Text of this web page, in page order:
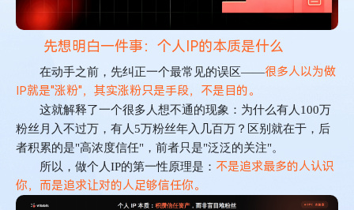
先想明白一件事：个人IP的本质是什么
在动手之前，先纠正一个最常见的误区——很多人以为做
IP就是"涨粉"，其实涨粉只是手段，不是目的。
这就解释了一个很多人想不通的现象：为什么有人 100万
粉丝月入不过万，有人 5万粉丝年入几百万？区别就在于，后
者积累的是"高浓度信任" ，前者只是"泛泛的关注"。
所以，做个人IP的第一性原理是： 不是追求最多的人认识
你，而是追求让对的人足够信任你。